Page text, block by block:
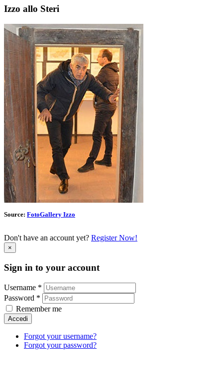
Izzo allo Steri
Source: FotoGallery Izzo
Don't have an account yet? Register Now!
×
Sign in to your account
Username *
Password *
Remember me
Accedi
Forgot your username?
Forgot your password?